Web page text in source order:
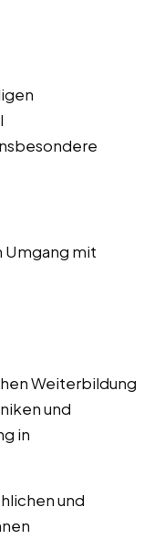
Umgang mit
Weiterbildung
und
in
und